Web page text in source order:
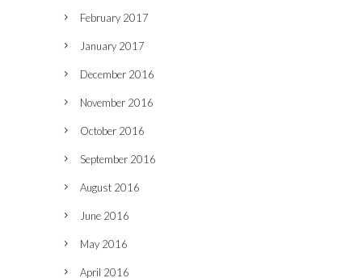
February 2017
January 2017
December 2016
November 2016
October 2016
September 2016
August 2016
June 2016
May 2016
April 2016